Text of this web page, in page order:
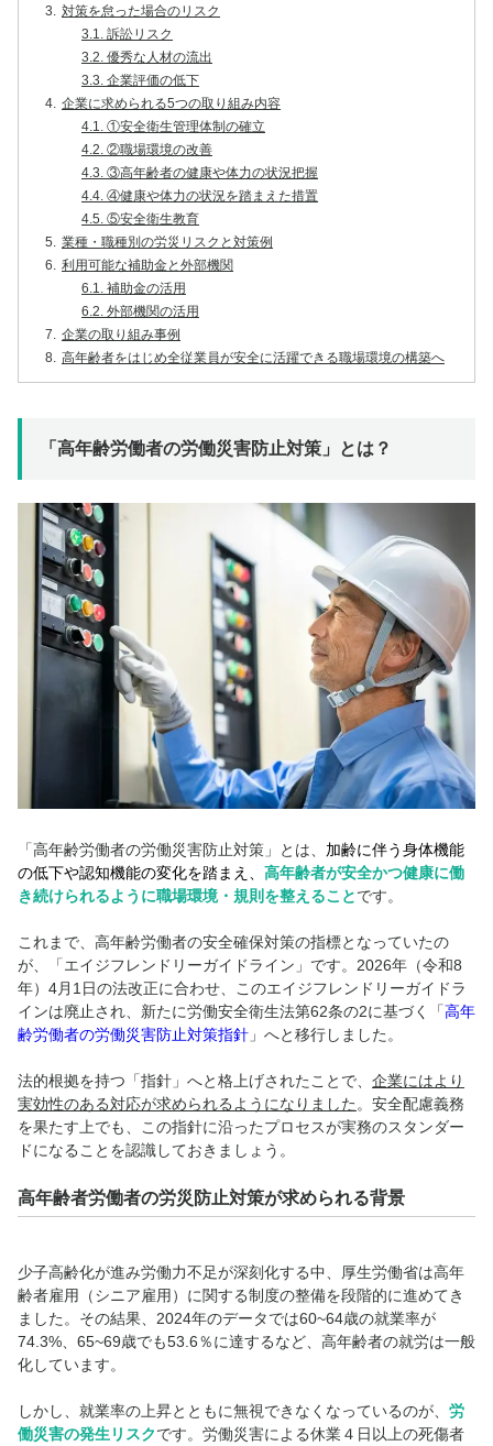
3.
対策を怠った場合のリスク
3.1.
訴訟リスク
3.2. 優秀な人材の流出
3.3. 企業評価の低下
4. 企業に求められる5つの取り組み内容
4.1.
①安全衛生管理体制の確立
4.2. ②職場環境の改善
4.3. ③高年齢者の健康や体力の状況把握
4.4. ④健康や体力の状況を踏まえた措置
4.5. ⑤安全衛生教育
5.
業種・職種別の労災リスクと対策例
6.
利用可能な補助金と外部機関
6.1.
補助金の活用
6.2. 外部機関の活用
7.
企業の取り組み事例
8. 高年齢者をはじめ全従業員が安全に活躍できる職場環境の構築へ
「高年齢労働者の労働災害防止対策」とは？
「高年齢労働者の労働災害防止対策」とは、 加齢に伴う身体機能
の低下や認知機能の変化を踏まえ、 高年齢者が安全かつ健康に働
き続けられるように職場環境・規則を整えることです。
これまで、高年齢労働者の安全確保対策の指標となっていたの
が、「エイジフレンドリーガイドライン」です。2026年（令和8
年）4月1日の法改正に合わせ、このエイジフレンドリーガイドラ
インは廃止され、新たに労働安全衛生法第62条の2に基づく
「高年
齢労働者の労働災害防止対策指針 」 へと移行し ました。
法的根拠を持つ 「指針」 へと格上げされたことで、 企業にはより
実効性のある対応が求められるようになりました 。安全配慮義務
を果たす上でも、この指針に沿ったプロセスが実務のスタンダー
ドになることを認識しておきましょう。
高年齢者労働者の労災防止対策が求められる背景
少子高齢化が進み労働力不足が深刻化する中、厚生労働省は高年
齢者雇用（シニア雇用）に関する制度の整備を段階的に進めてき
ました。 その結果、2024年のデータでは60~64歳の就業率が
74.3%、65~69歳でも53.6％に達するなど、高年齢者の就労は一般
化しています。
しかし、就業率の上昇とともに無視できなくなっているのが、 労
働災害の発生リスクです。労働災害による休業４日以上の死傷者